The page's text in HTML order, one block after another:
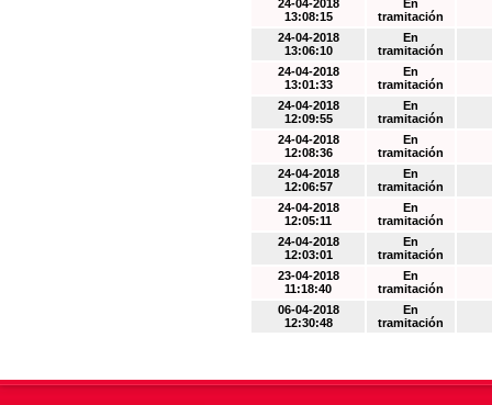
24-04-2018
13:08:15
En
tramitación
24-04-2018
13:06:10
En
tramitación
24-04-2018
13:01:33
En
tramitación
24-04-2018
12:09:55
En
tramitación
24-04-2018
12:08:36
En
tramitación
24-04-2018
12:06:57
En
tramitación
24-04-2018
12:05:11
En
tramitación
24-04-2018
12:03:01
En
tramitación
23-04-2018
11:18:40
En
tramitación
06-04-2018
12:30:48
En
tramitación